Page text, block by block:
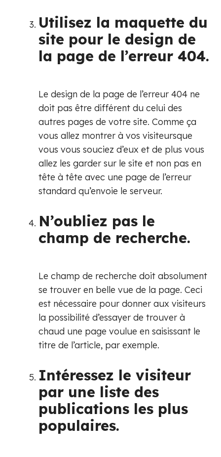
Utilisez la maquette du
site pour le design de
la page de l’erreur 404.
Le design de la page de l’erreur 404 ne
doit pas être différent du celui des
autres pages de votre site. Comme ça
vous allez montrer à vos visiteursque
vous vous souciez d’eux et de plus vous
allez les garder sur le site et non pas en
tête à tête avec une page de l’erreur
standard qu’envoie le serveur.
N’oubliez pas le
champ de recherche.
Le champ de recherche doit absolument
se trouver en belle vue de la page. Ceci
est nécessaire pour donner aux visiteurs
la possibilité d’essayer de trouver à
chaud une page voulue en saisissant le
titre de l’article, par exemple.
Intéressez le visiteur
par une liste des
publications les plus
populaires.